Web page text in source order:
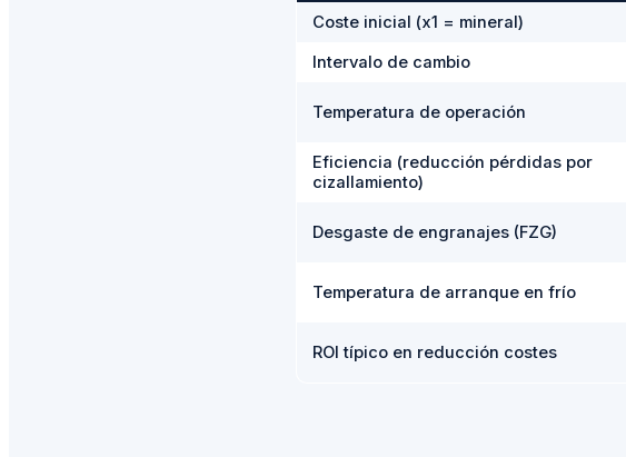
Coste inicial (x1 = mineral)
Intervalo de cambio
Temperatura de operación
Eficiencia (reducción pérdidas por
cizallamiento)
Desgaste de engranajes (FZG)
Temperatura de arranque en frío
ROI típico en reducción costes